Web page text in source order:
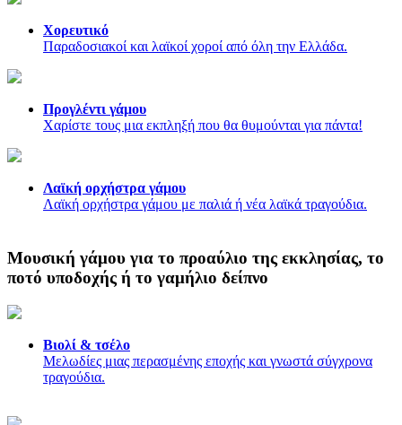
Χορευτικό
Παραδοσιακοί και λαϊκοί χοροί από όλη την Ελλάδα.
Προγλέντι γάμου
Χαρίστε τους μια εκπληξή που θα θυμούνται για πάντα!
Λαϊκή ορχήστρα γάμου
Λαϊκή ορχήστρα γάμου με παλιά ή νέα λαϊκά τραγούδια.
Μουσική γάμου για το προαύλιο της εκκλησίας, το
ποτό υποδοχής ή το γαμήλιο δείπνο
Βιολί & τσέλο
Μελωδίες μιας περασμένης εποχής και γνωστά σύγχρονα
τραγούδια.